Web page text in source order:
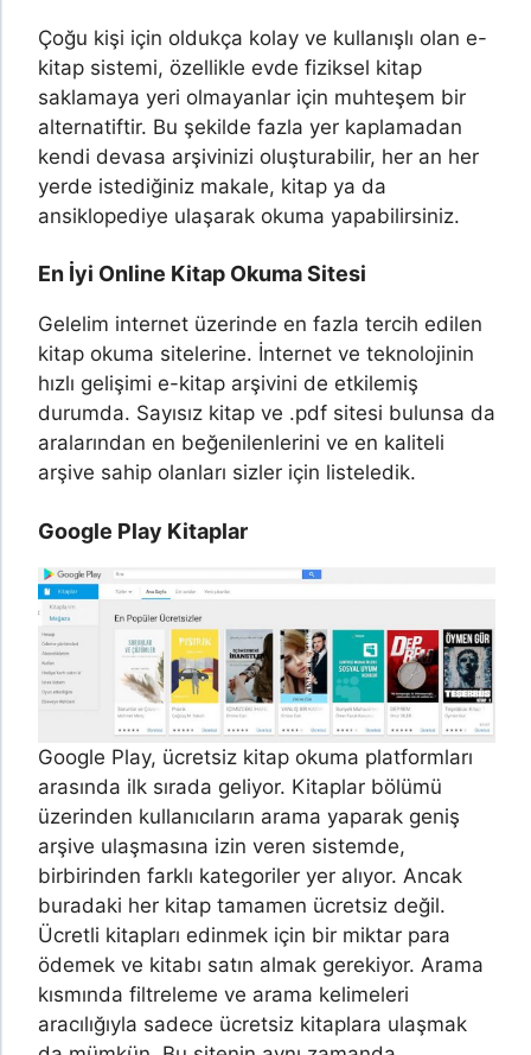
Çoğu kişi için oldukça kolay ve kullanışlı olan e-
kitap sistemi, özellikle evde fiziksel kitap
saklamaya yeri olmayanlar için muhteşem bir
alternatiftir. Bu şekilde fazla yer kaplamadan
kendi devasa arşivinizi oluşturabilir, her an her
yerde istediğiniz makale, kitap ya da
ansiklopediye ulaşarak okuma yapabilirsiniz.
En İyi Online Kitap Okuma Sitesi
Gelelim internet üzerinde en fazla tercih edilen
kitap okuma sitelerine. İnternet ve teknolojinin
hızlı gelişimi e-kitap arşivini de etkilemiş
durumda. Sayısız kitap ve .pdf sitesi bulunsa da
aralarından en beğenilenlerini ve en kaliteli
arşive sahip olanları sizler için listeledik.
Google Play Kitaplar
Google Play, ücretsiz kitap okuma platformları
arasında ilk sırada geliyor. Kitaplar bölümü
üzerinden kullanıcıların arama yaparak geniş
arşive ulaşmasına izin veren sistemde,
birbirinden farklı kategoriler yer alıyor. Ancak
buradaki her kitap tamamen ücretsiz değil.
Ücretli kitapları edinmek için bir miktar para
ödemek ve kitabı satın almak gerekiyor. Arama
kısmında filtreleme ve arama kelimeleri
aracılığıyla sadece ücretsiz kitaplara ulaşmak